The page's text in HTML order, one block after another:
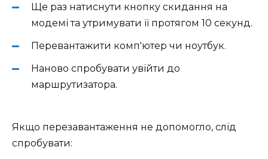
Ще раз натиснути кнопку скидання на
модемі та утримувати її протягом 10 секунд.
Перевантажити комп'ютер чи ноутбук.
Наново спробувати увійти до
маршрутизатора.
Якщо перезавантаження не допомогло, слід
спробувати: